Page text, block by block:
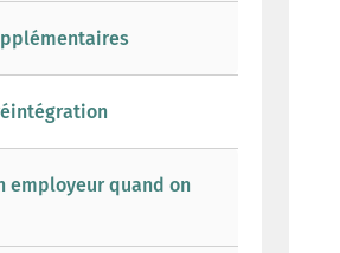
employeur quand on